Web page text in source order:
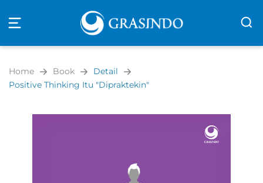
navigation
Home Book
Detail
Positive Thinking Itu "Dipraktekin"